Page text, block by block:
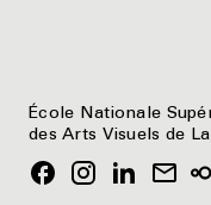
École Nationale
des Arts Visuels de